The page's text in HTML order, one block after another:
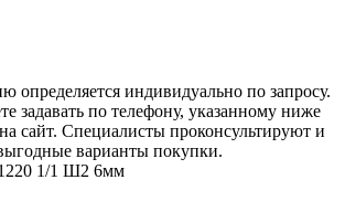
определяется индивидуально по запросу.
задавать по телефону, указанному ниже
сайт. Специалисты проконсультируют и
варианты покупки.
1/1 Ш2 6мм